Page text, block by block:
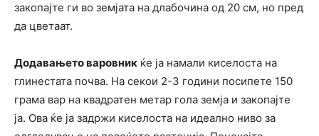
закопајте ги во земјата на длабочина од 20 см, но пред
да цветаат.
Додавањето варовник ќе ја намали киселоста на
глинестата почва. На секои 2-3 години посипете 150
грама вар на квадратен метар гола земја и закопајте
ја. Ова ќе ја задржи киселоста на идеално ниво за